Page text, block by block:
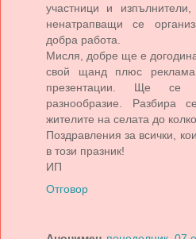
участници и
ненатрапващи се
добра работа.
Мисля, добре ще е
свой щанд плюс
презентации. Ще се
разнообразие. Разбира
жителите на селата до
Поздравления за всички,
в този празник!
ИП
Отговор